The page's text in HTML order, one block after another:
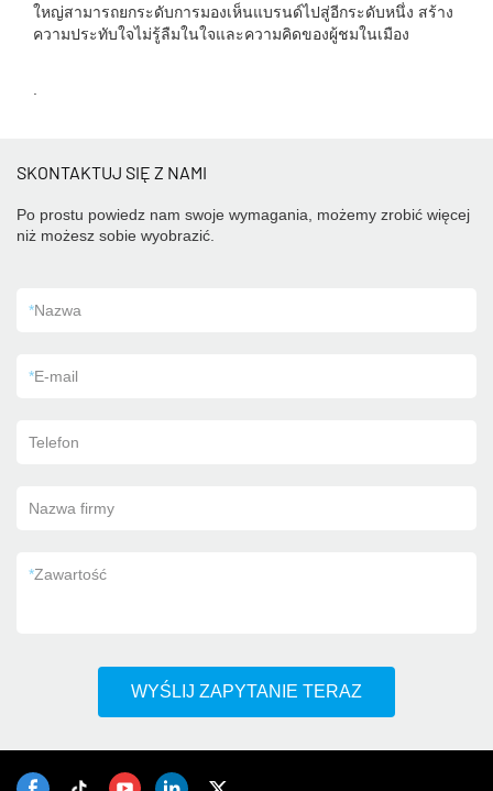
ใหญ่สามารถยกระดับการมองเห็นแบรนด์ไปสู่อีกระดับหนึ่ง สร้าง
ความประทับใจไม่รู้ลืมในใจและความคิดของผู้ชมในเมือง
SKONTAKTUJ SIĘ Z NAMI
Po prostu powiedz nam swoje wymagania, możemy zrobić więcej
niż możesz sobie wyobrazić.
*Nazwa
*E-mail
Telefon
Nazwa firmy
*Zawartość
WYŚLIJ ZAPYTANIE TERAZ